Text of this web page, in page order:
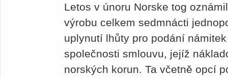
Letos v únoru Norske tog
výrobu celkem sedmnácti
uplynutí lhůty pro podání
společnosti smlouvu, jejíž
norských korun. Ta včetně opcí